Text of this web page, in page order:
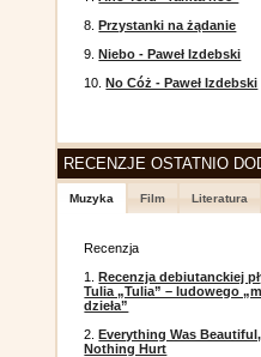
8.Przystanki na żądanie
9.Niebo - Paweł Izdebski
10.No Cóż - Paweł Izdebski
RECENZJE OSTATNIO
Muzyka Film Literatura
Recenzja
1.Recenzja debiutanckiej
Tulia „Tulia” – ludowego
dzieła”
2.Everything Was
Nothing Hurt